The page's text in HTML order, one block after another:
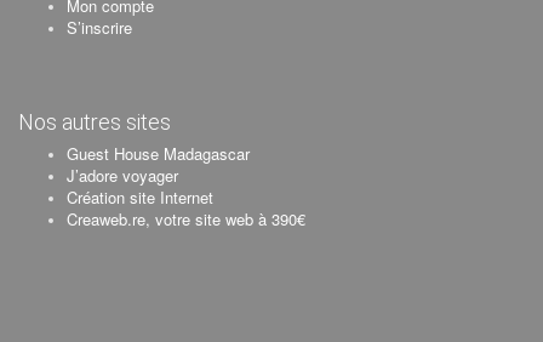
Mon compte
S’inscrire
Nos autres sites
Guest House Madagascar
J’adore voyager
Création site Internet
Creaweb.re, votre site web à 390€